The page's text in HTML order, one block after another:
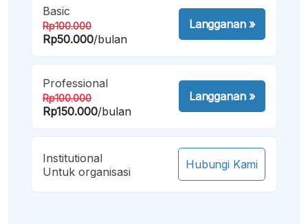
Basic
Rp100.000
Rp50.000/bulan
Langganan»
Professional
Rp100.000
Rp150.000/bulan
Langganan»
Institutional
Untuk organisasi
Hubungi Kami